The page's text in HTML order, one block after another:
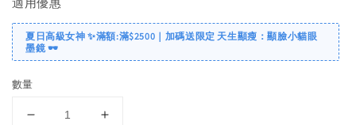
夏日高級女神 ✨滿額:滿$2500｜加碼送限定 天生顯瘦：顯臉小貓眼
墨鏡 🕶️
數量